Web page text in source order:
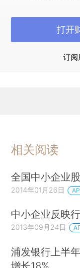
共财政来源。加
立足规模适度，
业、高附加值农
的中小企业具
2000年以来我
具、轻工、纺织
增长较快，主
企业出口占比首
年提高，为持续
订阅
打开
相关阅读
全国中小企业
2014年01月26日
中小企业反映
2013年09月24日
浦发银行上半